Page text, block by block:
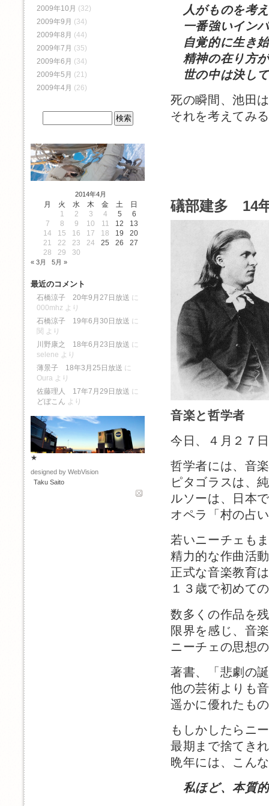
人がものを考
一番強いイン
自覚的に生き
精神の在り方
世の中は決し
死の瞬間、池田
それを考えてみ
礒部建多 14
音楽と哲学者
今日、４月２７
哲学者には、音
ピタゴラスは、
ルソーは、日本
オペラ「村の占
若いニーチェも
精力的な作曲活
正式な音楽教育
１３歳で初めて
数多くの作品を
限界を感じ、音
ニーチェの思想
著書、「悲劇の
他の芸術よりも
遥かに優れたも
もしかしたらニ
最期まで捨てき
晩年には、こん
私ほど、本質
2009年10月 (32)
2009年9月 (34)
2009年8月 (44)
2009年7月 (35)
2009年6月 (34)
2009年5月 (21)
2009年4月 (26)
2014年4月
月 火 水 木 金 土
日
1
2 3 4 5
6
7
8 9 10 11 12
13
14
15 16 17 18 19
20
21
22 23 24 25 26
27
28
29 30
« 3月 5月 »
最近のコメント
石橋涼子 20年9月27日放送 に
000mhz より
石橋涼子 19年6月30日放送 に
関 より
川野康之 18年6月23日放送 に
selene より
薄景子 18年3月25日放送 に
Oura より
佐藤理人 17年7月29日放送 に
どぼこん より
★
designed by WebVision
Taku Saito